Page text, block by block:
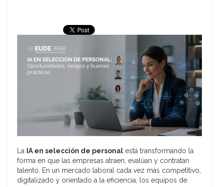
La IA en selección de personal está transformando la
forma en que las empresas atraen, evalúan y contratan
talento. En un mercado laboral cada vez más competitivo,
digitalizado y orientado a la eficiencia, los equipos de